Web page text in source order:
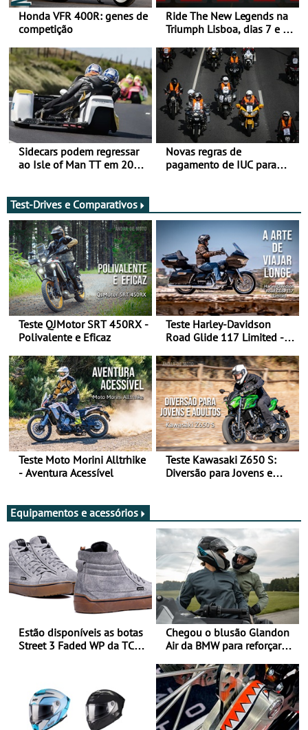
Honda VFR 400R: genes de
competição
Ride The New Legends na
Triumph Lisboa, dias 7 e 8
Sidecars podem regressar
ao Isle of Man TT em 2027
Novas regras de
pagamento de IUC para
Test-Drives e Comparativos
Teste QJMotor SRT 450RX -
Polivalente e Eficaz
Teste Harley-Davidson
Road Glide 117 Limited - A
Teste Moto Morini Alltrhike
- Aventura Acessível
Teste Kawasaki Z650 S:
Diversão para Jovens e
Equipamentos e acessórios
Estão disponíveis as botas
Street 3 Faded WP da TCX
Chegou o blusão Glandon
Air da BMW para reforçar
verão